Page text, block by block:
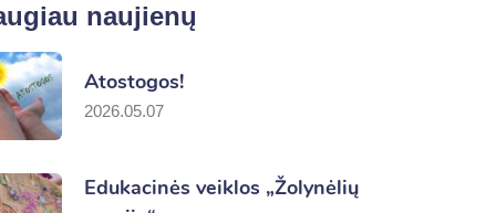
naujienų
Atostogos!
2026.05.07
Edukacinės veiklos „Žolynėlių